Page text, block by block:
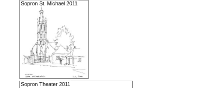
Sopron St. Michael 2011
Sopron Theater 2011